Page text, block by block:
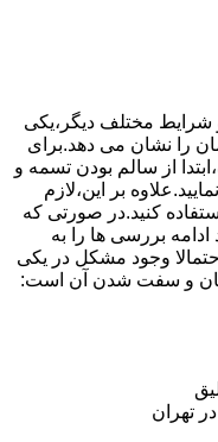
مختلف دیگر،یکی
را نشان می دهد.برای
از سالم بودن تسمه و
بر این،لازم
کنید.در صورتی که
ادامه بررسی ها را به
وجود مشکل در یکی
و سفت شدن آن است:
تهران